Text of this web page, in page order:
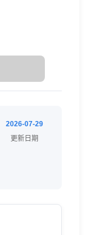
2026-07-29
更新日期